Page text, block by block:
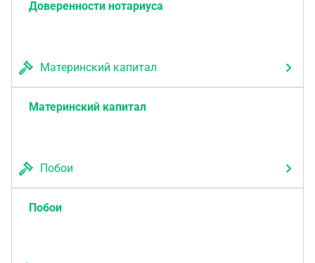
Доверенности нотариуса
Материнский капитал
Материнский капитал
Побои
Побои